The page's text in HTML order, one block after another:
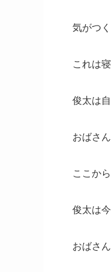
気がつ
これは
俊太は
おばさ
ここか
俊太は
おばさ